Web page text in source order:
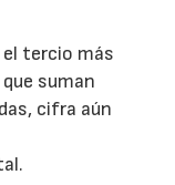
tercio más
suman
cifra aún